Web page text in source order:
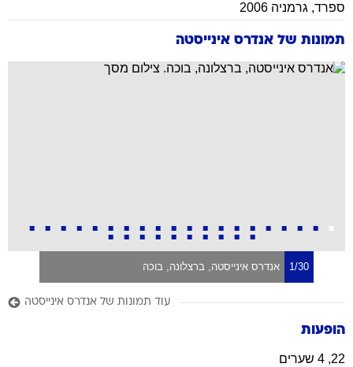
ספרד, גרמניה 2006
תמונות של אנדרס אינייסטה
1/30 אנדרס אינייסטה, ברצלונה, בוכה
עוד תמונות של אנדרס אינייסטה
הופעות
22, 4 שערים